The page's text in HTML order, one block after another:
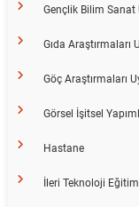
Gençlik Bilim Sanat
Gıda Araştırmaları
Göç Araştırmaları
Görsel İşitsel
Hastane
İleri Teknoloji